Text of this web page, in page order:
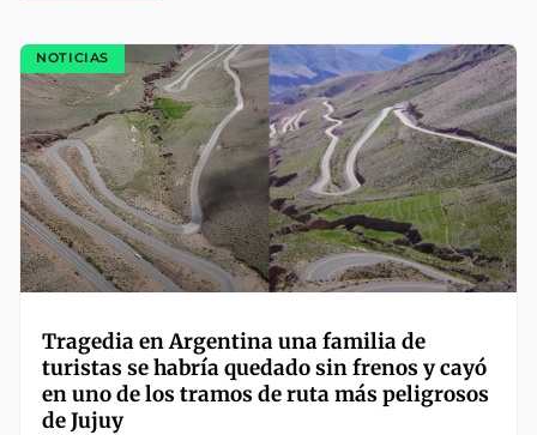
NOTICIAS
Tragedia en Argentina una familia de
turistas se habría quedado sin frenos y cayó
en uno de los tramos de ruta más peligrosos
de Jujuy